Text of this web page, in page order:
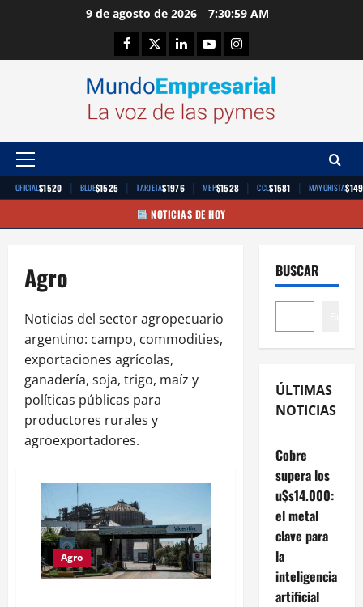
9 de agosto de 2026 7:30:59 AM
Facebook
TwitterLinkedinYoutubeInstagram
Menú
principal
OFICIAL$1520 | BLUE$1525 | TARJETA$1976 | MEP$1528 | CCL$1581 | MAYORISTA
NOTICIAS DE HOY
Agro
Noticias del sector agropecuario
argentino: campo, commodities,
exportaciones agrícolas,
ganadería, soja, trigo, maíz y
políticas públicas para
productores rurales y
agroexportadores.
Agro
BUSCAR
ÚLTIMAS
NOTICIAS
Cobre
supera los
u$s14.000:
el metal
clave para
la
inteligencia
artificial